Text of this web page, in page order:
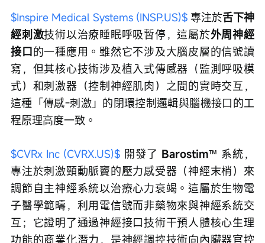
$Inspire Medical Systems (INSP.US)$ 專注於舌下神
經刺激技術以治療睡眠呼吸暫停，這屬於外周神經
接口的一種應用。雖然它不涉及大腦皮層的信號讀
寫，但其核心技術涉及植入式傳感器（監測呼吸模
式）和刺激器（控制神經肌肉）之間的實時交互，
這種「傳感-刺激」的閉環控制邏輯與腦機接口的工
程原理高度一致。
$CVRx Inc (CVRX.US)$ 開發了 Barostim™️ 系統，
專注於刺激頸動脈竇的壓力感受器（神經末梢）來
調節自主神經系統以治療心力衰竭。這屬於生物電
子醫學範疇，利用電信號而非藥物來與神經系統交
互；它證明了通過神經接口技術干預人體核心生理
功能的商業化潛力，是神經調控技術向內臟器官控